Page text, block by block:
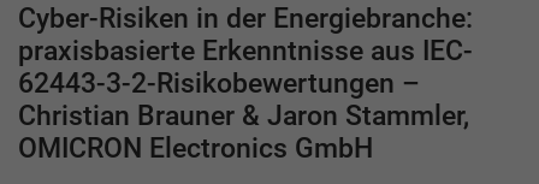
Cyber-Risiken in der Energiebranche:
praxisbasierte Erkenntnisse aus IEC-
62443-3-2-Risikobewertungen –
Christian Brauner & Jaron Stammler,
OMICRON Electronics GmbH